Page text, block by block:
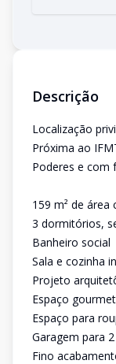
Descrição
Localização
Próxima ao
Poderes e com
159 m² de
3 dormitórios,
Banheiro social
Sala e cozinha
Projeto
Espaço
Espaço para
Garagem para
Fino